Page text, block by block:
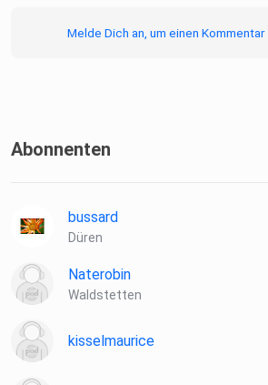
Melde Dich an, um einen Kommentar
Abonnenten
bussard
Düren
Naterobin
Waldstetten
kisselmaurice